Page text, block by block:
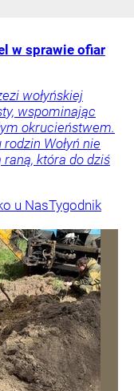
w sprawie ofiar
wołyńskiej
wspominając
okrucieństwem.
Wołyń nie
która do dziś
u NasTygodnik